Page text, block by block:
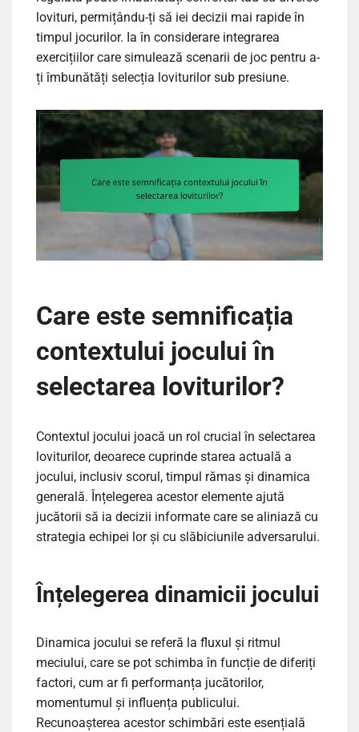
lovituri, permițându-ți să iei decizii mai rapide în
timpul jocurilor. Ia în considerare integrarea
exercițiilor care simulează scenarii de joc pentru a-
ți îmbunătăți selecția loviturilor sub presiune.
Care este semnificația
contextului jocului în
selectarea loviturilor?
Contextul jocului joacă un rol crucial în selectarea
loviturilor, deoarece cuprinde starea actuală a
jocului, inclusiv scorul, timpul rămas și dinamica
generală. Înțelegerea acestor elemente ajută
jucătorii să ia decizii informate care se aliniază cu
strategia echipei lor și cu slăbiciunile adversarului.
Înțelegerea dinamicii jocului
Dinamica jocului se referă la fluxul și ritmul
meciului, care se pot schimba în funcție de diferiți
factori, cum ar fi performanța jucătorilor,
momentumul și influența publicului.
Recunoașterea acestor schimbări este esențială